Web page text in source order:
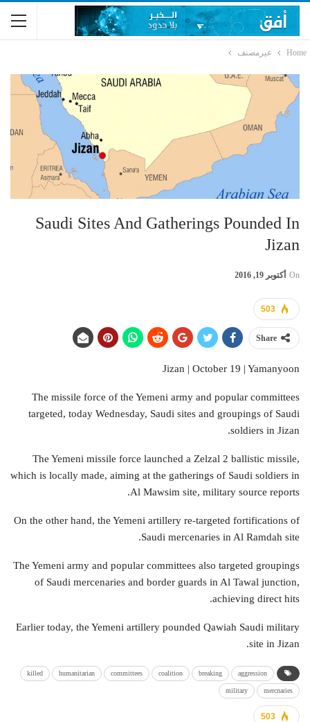
Home غيرمصنف
Saudi Sites And Gatherings Pounded In
Jizan
On أكتوبر 19, 2016
503
Share
Jizan | October 19 | Yamanyoon
The missile force of the Yemeni army and popular committees
targeted, today Wednesday, Saudi sites and groupings of Saudi
soldiers in Jizan.
The Yemeni missile force launched a Zelzal 2 ballistic missile,
which is locally made, aiming at the gatherings of Saudi soldiers in
Al Mawsim site, military source reports.
On the other hand, the Yemeni artillery re-targeted fortifications of
Saudi mercenaries in Al Ramdah site.
The Yemeni army and popular committees also targeted groupings
of Saudi mercenaries and border guards in Al Tawal junction,
achieving direct hits.
Earlier today, the Yemeni artillery pounded Qawiah Saudi military
site in Jizan.
aggression
breaking
coalition
committees
humanitarian
killed
mercnaries
military
503